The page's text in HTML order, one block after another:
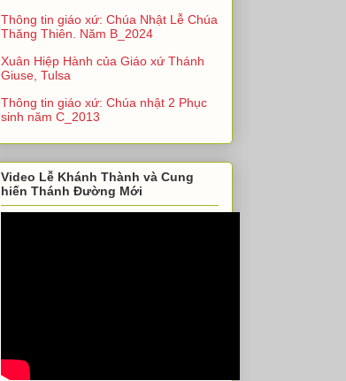
Thông tin giáo xứ: Chúa Nhật Lễ Chúa
Thăng Thiên. Năm B_2024
Xuân Hiệp Hành của Giáo xứ Thánh
Giuse, Tulsa
Thông tin giáo xứ: Chúa nhật 2 Phục
sinh năm C_2013
Video Lễ Khánh Thành và Cung
hiến Thánh Đường Mới